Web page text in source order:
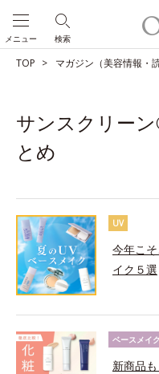
検索
メニュー
TOP マガジン（美容情報・
サンスクリー
とめ
UV
今年こ
イク５選
ベースメイク
新商品